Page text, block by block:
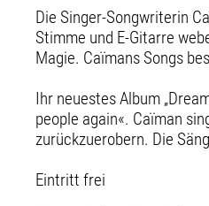
Die Singer-Songwriterin
Stimme und E-Gitarre
Magie. Caïmans Songs
Ihr neuestes Album
people again«. Caïman
zurückzuerobern. Die
Eintritt frei